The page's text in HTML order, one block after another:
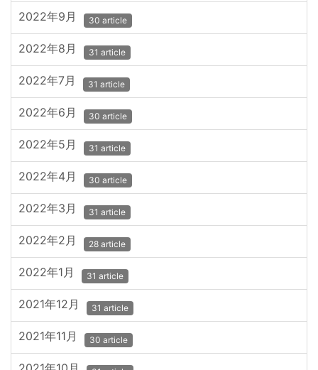
2022年9月 30 article
2022年8月 31 article
2022年7月 31 article
2022年6月 30 article
2022年5月 31 article
2022年4月 30 article
2022年3月 31 article
2022年2月 28 article
2022年1月 31 article
2021年12月 31 article
2021年11月 30 article